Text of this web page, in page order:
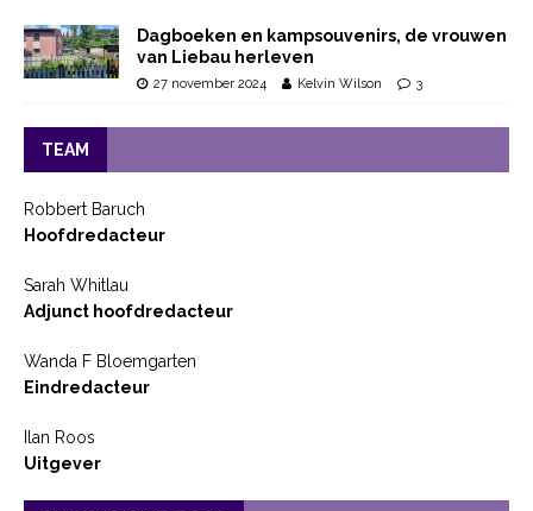
Dagboeken en kampsouvenirs, de vrouwen
van Liebau herleven
27 november 2024 Kelvin Wilson 3
TEAM
Robbert Baruch
Hoofdredacteur
Sarah Whitlau
Adjunct hoofdredacteur
Wanda F Bloemgarten
Eindredacteur
Ilan Roos
Uitgever